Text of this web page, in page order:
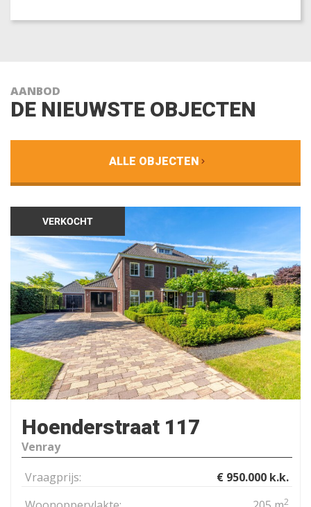
AANBOD
DE NIEUWSTE OBJECTEN
ALLE OBJECTEN
VERKOCHT
Hoenderstraat 117
Venray
Vraagprijs:
€ 950.000 k.k.
2